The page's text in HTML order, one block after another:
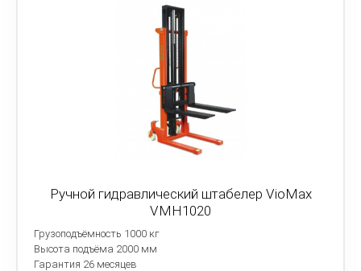
Ручной гидравлический штабелер VioMax
VMH1020
Грузоподъёмность 1000 кг
Высота подъёма 2000 мм
Гарантия 26 месяцев